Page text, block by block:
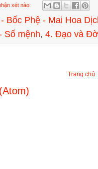
xét nào:
Bốc Phệ - Mai Hoa
Số mệnh, 4. Đạo và
Trang chủ